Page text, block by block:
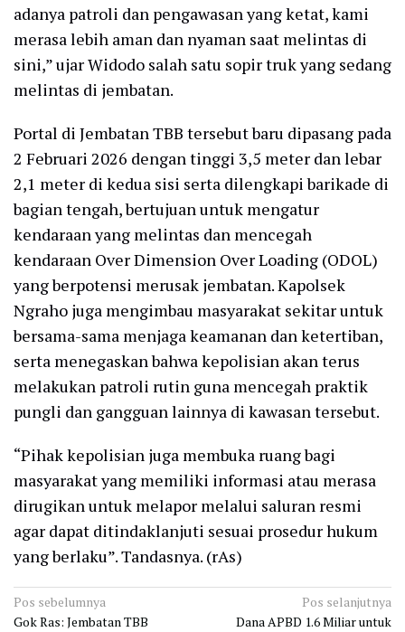
adanya patroli dan pengawasan yang ketat, kami
merasa lebih aman dan nyaman saat melintas di
sini,” ujar Widodo salah satu sopir truk yang sedang
melintas di jembatan.
Portal di Jembatan TBB tersebut baru dipasang pada
2 Februari 2026 dengan tinggi 3,5 meter dan lebar
2,1 meter di kedua sisi serta dilengkapi barikade di
bagian tengah, bertujuan untuk mengatur
kendaraan yang melintas dan mencegah
kendaraan Over Dimension Over Loading (ODOL)
yang berpotensi merusak jembatan. Kapolsek
Ngraho juga mengimbau masyarakat sekitar untuk
bersama-sama menjaga keamanan dan ketertiban,
serta menegaskan bahwa kepolisian akan terus
melakukan patroli rutin guna mencegah praktik
pungli dan gangguan lainnya di kawasan tersebut.
“Pihak kepolisian juga membuka ruang bagi
masyarakat yang memiliki informasi atau merasa
dirugikan untuk melapor melalui saluran resmi
agar dapat ditindaklanjuti sesuai prosedur hukum
yang berlaku”. Tandasnya. (rAs)
Navigasi
Pos sebelumnya
Gok Ras: Jembatan TBB
Pos selanjutnya
Dana APBD 1.6 Miliar untuk